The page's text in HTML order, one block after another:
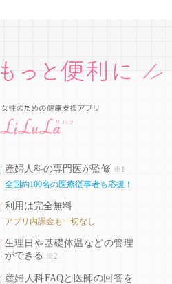
産婦人科の専門医が監修 ※1
全国約100名の医療従事者も応援！
利用は完全無料
アプリ内課金も一切なし
生理日や基礎体温などの管理
ができる
※2
産婦人科FAQと医師の回答を